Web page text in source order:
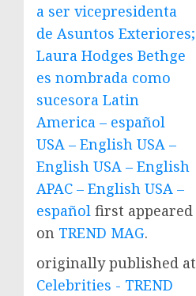
a ser vicepresidenta
de Asuntos Exteriores;
Laura Hodges Bethge
es nombrada como
sucesora Latin
America – español
USA – English USA –
English USA – English
APAC – English USA –
español first appeared
on TREND MAG.
originally published at
Celebrities - TREND